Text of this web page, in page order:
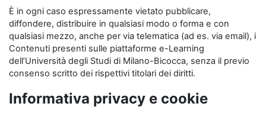
È in ogni caso espressamente vietato pubblicare,
diffondere, distribuire in qualsiasi modo o forma e con
qualsiasi mezzo, anche per via telematica (ad es. via email), i
Contenuti presenti sulle piattaforme e-Learning
dell’Università degli Studi di Milano-Bicocca, senza il previo
consenso scritto dei rispettivi titolari dei diritti.
Informativa privacy e cookie